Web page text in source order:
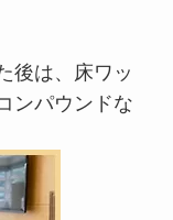
後は、床ワッ
ンパウンドな